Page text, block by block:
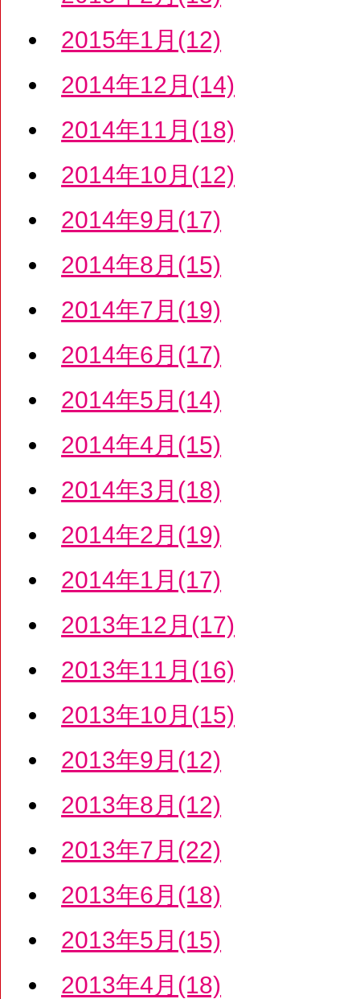
2015年1月(12)
2014年12月(14)
2014年11月(18)
2014年10月(12)
2014年9月(17)
2014年8月(15)
2014年7月(19)
2014年6月(17)
2014年5月(14)
2014年4月(15)
2014年3月(18)
2014年2月(19)
2014年1月(17)
2013年12月(17)
2013年11月(16)
2013年10月(15)
2013年9月(12)
2013年8月(12)
2013年7月(22)
2013年6月(18)
2013年5月(15)
2013年4月(18)